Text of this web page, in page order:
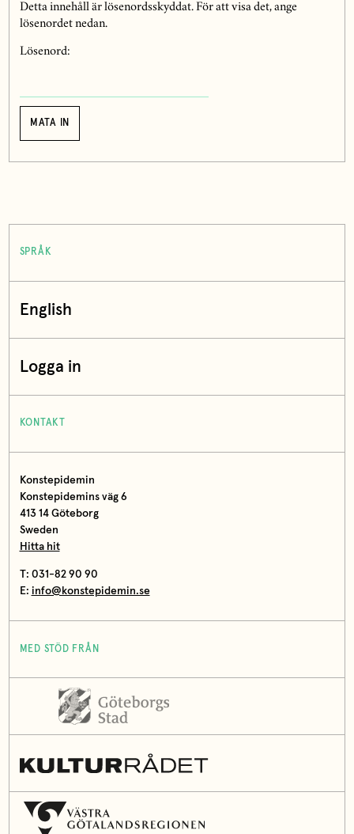
Detta innehåll är lösenordsskyddat. För att visa det, ange
lösenordet nedan.
Lösenord:
SPRÅK
English
Logga in
KONTAKT
Konstepidemin
Konstepidemins väg 6
413 14 Göteborg
Sweden
Hitta hit
T: 031-82 90 90
E: info@konstepidemin.se
MED STÖD FRÅN